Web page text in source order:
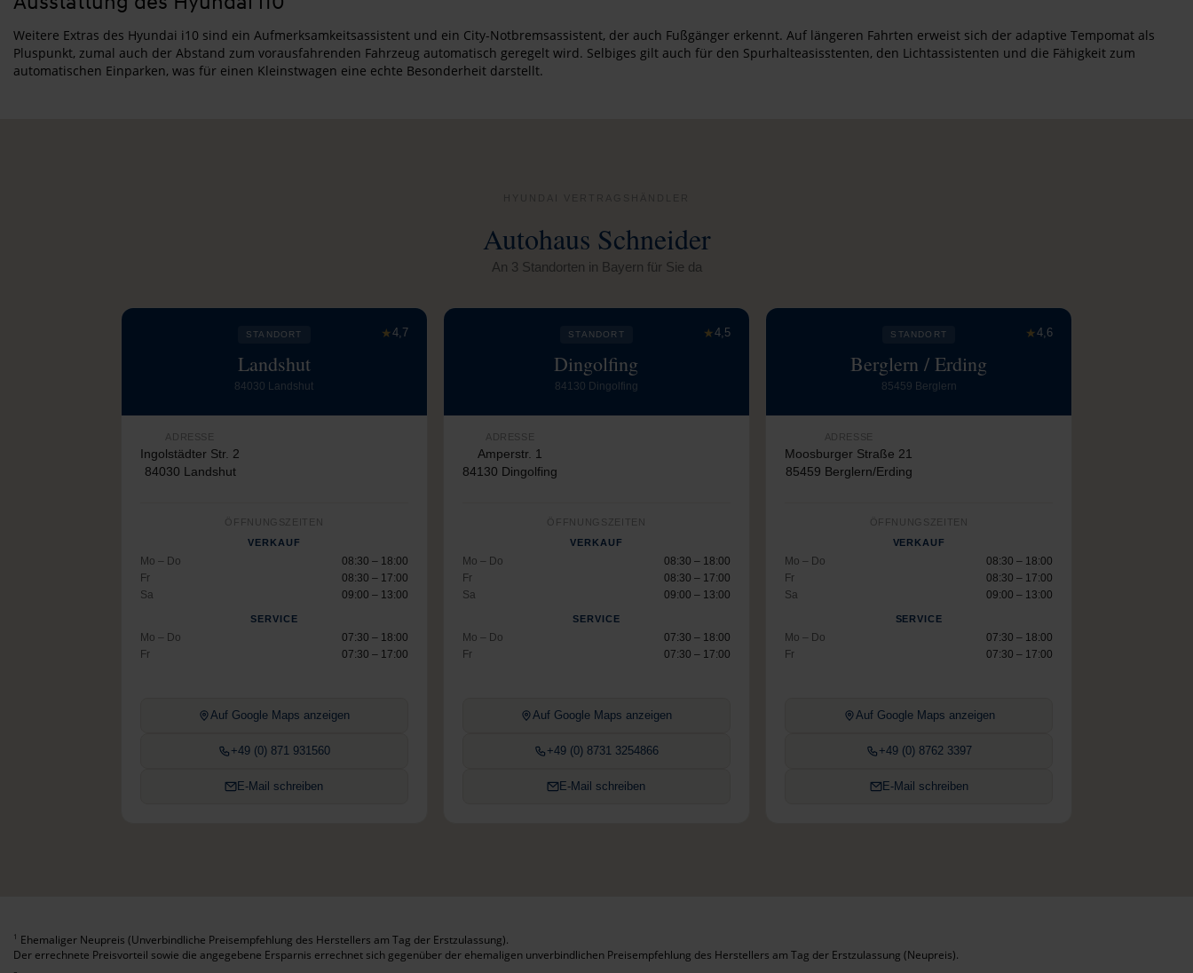
Weitere Extras des Hyundai i10 sind ein Aufmerksamkeitsassistent und ein City-Notbremsassistent, der auch Fußgänger erkennt. Auf längeren Fahrten erweist sich der adaptive Tempomat als
Pluspunkt, zumal auch der Abstand zum vorausfahrenden Fahrzeug automatisch geregelt wird. Selbiges gilt auch für den Spurhalteasisstenten, den Lichtassistenten und die Fähigkeit zum
automatischen Einparken, was für einen Kleinstwagen eine echte Besonderheit darstellt.
Autohaus Schneider
An 3 Standorten in Bayern für Sie da
★4,7
STANDORT
Landshut
84030 Landshut
ADRESSE
Ingolstädter Str. 2
84030 Landshut
ÖFFNUNGSZEITEN
VERKAUF
Mo – Do
08:30 – 18:00
Fr
08:30 – 17:00
Sa
09:00 – 13:00
SERVICE
Mo – Do
07:30 – 18:00
Fr
07:30 – 17:00
Auf Google Maps anzeigen
+49 (0) 871 931560
E-Mail schreiben
★4,5
STANDORT
Dingolfing
84130 Dingolfing
ADRESSE
Amperstr. 1
84130 Dingolfing
ÖFFNUNGSZEITEN
VERKAUF
Mo – Do
08:30 – 18:00
Fr
08:30 – 17:00
Sa
09:00 – 13:00
SERVICE
Mo – Do
07:30 – 18:00
Fr
07:30 – 17:00
Auf Google Maps anzeigen
+49 (0) 8731 3254866
E-Mail schreiben
★4,6
STANDORT
Berglern / Erding
85459 Berglern
ADRESSE
Moosburger Straße 21
85459 Berglern/Erding
ÖFFNUNGSZEITEN
VERKAUF
Mo – Do
08:30 – 18:00
Fr
08:30 – 17:00
Sa
09:00 – 13:00
SERVICE
Mo – Do
07:30 – 18:00
Fr
07:30 – 17:00
Auf Google Maps anzeigen
+49 (0) 8762 3397
E-Mail schreiben
1 Ehemaliger Neupreis (Unverbindliche Preisempfehlung des Herstellers am Tag der Erstzulassung).
Der errechnete Preisvorteil sowie die angegebene Ersparnis errechnet sich gegenüber der ehemaligen unverbindlichen Preisempfehlung des Herstellers am Tag der Erstzulassung (Neupreis).